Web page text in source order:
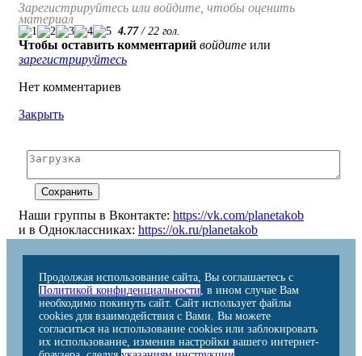
Зарегистрируйтесь или войдите, чтобы оценить
материал
4.77/ 22 гол.
Чтобы оставить комментарий войдите или
зарегистрируйтесь
Нет комментариев
Закрыть
Наши группы в Вконтакте: https://vk.com/planetakob
и в Одноклассниках: https://ok.ru/planetakob
Продолжая использование сайта, Вы соглашаетесь с
Политикой конфиденциальности, в ином случае Вам
необходимо покинуть сайт. Сайт использует файлы
cookies для взаимодействия с Вами. Вы можете
согласиться на использование cookies или заблокировать
их использование, изменив настройки вашего интернет-